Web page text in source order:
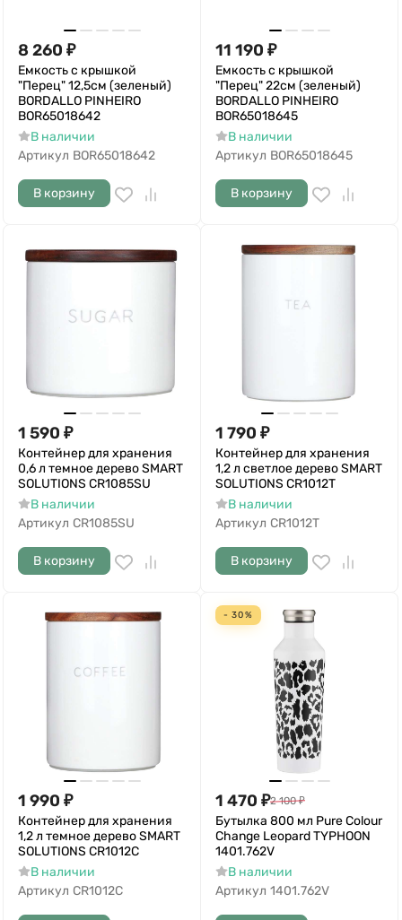
8 260 ₽
Емкость с крышкой
"Перец" 12,5см (зеленый)
BORDALLO PINHEIRO
BOR65018642
В наличии
Артикул BOR65018642
В корзину
11 190 ₽
Емкость с крышкой
"Перец" 22см (зеленый)
BORDALLO PINHEIRO
BOR65018645
В наличии
Артикул BOR65018645
В корзину
1 590 ₽
Контейнер для хранения
0,6 л темное дерево SMART
SOLUTIONS CR1085SU
В наличии
Артикул CR1085SU
В корзину
1 790 ₽
Контейнер для хранения
1,2 л светлое дерево SMART
SOLUTIONS CR1012T
В наличии
Артикул CR1012T
В корзину
1 990 ₽
Контейнер для хранения
1,2 л темное дерево SMART
SOLUTIONS CR1012C
В наличии
Артикул CR1012C
- 30%
1 470 ₽2 100 ₽
Бутылка 800 мл Pure Colour
Change Leopard TYPHOON
1401.762V
В наличии
Артикул 1401.762V